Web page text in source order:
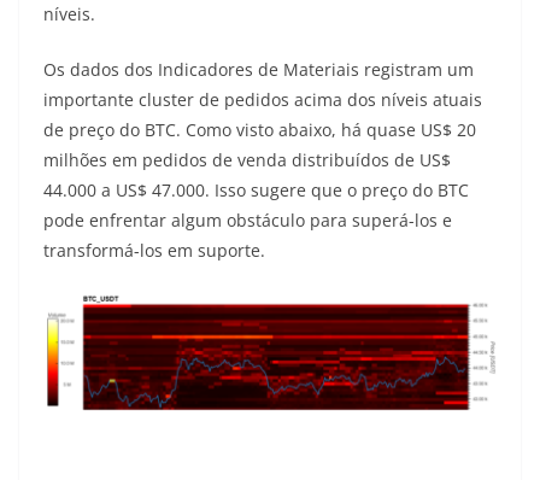
níveis.
Os dados dos Indicadores de Materiais registram um
importante cluster de pedidos acima dos níveis atuais
de preço do BTC. Como visto abaixo, há quase US$ 20
milhões em pedidos de venda distribuídos de US$
44.000 a US$ 47.000. Isso sugere que o preço do BTC
pode enfrentar algum obstáculo para superá-los e
transformá-los em suporte.